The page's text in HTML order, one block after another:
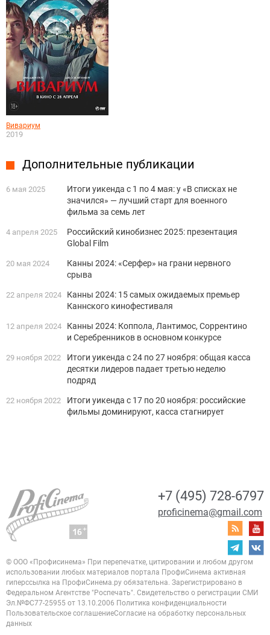
Вивариум
2019
Дополнительные публикации
6 мая 2025
Итоги уикенда с 1 по 4 мая: у «В списках не
значился» — лучший старт для военного
фильма за семь лет
4 апреля 2025
Российский кинобизнес 2025: презентация
Global Film
20 мая 2024
Канны 2024: «Серфер» на грани нервного
срыва
22 апреля 2024
Канны 2024: 15 самых ожидаемых премьер
Каннского кинофестиваля
12 апреля 2024
Канны 2024: Коппола, Лантимос, Соррентино
и Серебренников в основном конкурсе
29 ноября 2022
Итоги уикенда с 24 по 27 ноября: общая касса
десятки лидеров падает третью неделю
подряд
22 ноября 2022
Итоги уикенда с 17 по 20 ноября: российские
фильмы доминируют, касса стагнирует
+7 (495) 728-6797
proficinema@gmail.com
© ООО «Профисинема» При перепечатке, цитировании и любом другом
использовании любых материалов портала ПрофиСинема активная
гиперссылка на ПрофиСинема.ру обязательна. Зарегистрировано в
Федеральном Агентстве "Роспечать". Свидетельство о регистрации СМИ
Эл.№ФС77-25955 от 13.10.2006 Политика конфиденциальности
Пользовательское соглашениеСогласие на обработку персональных
данных